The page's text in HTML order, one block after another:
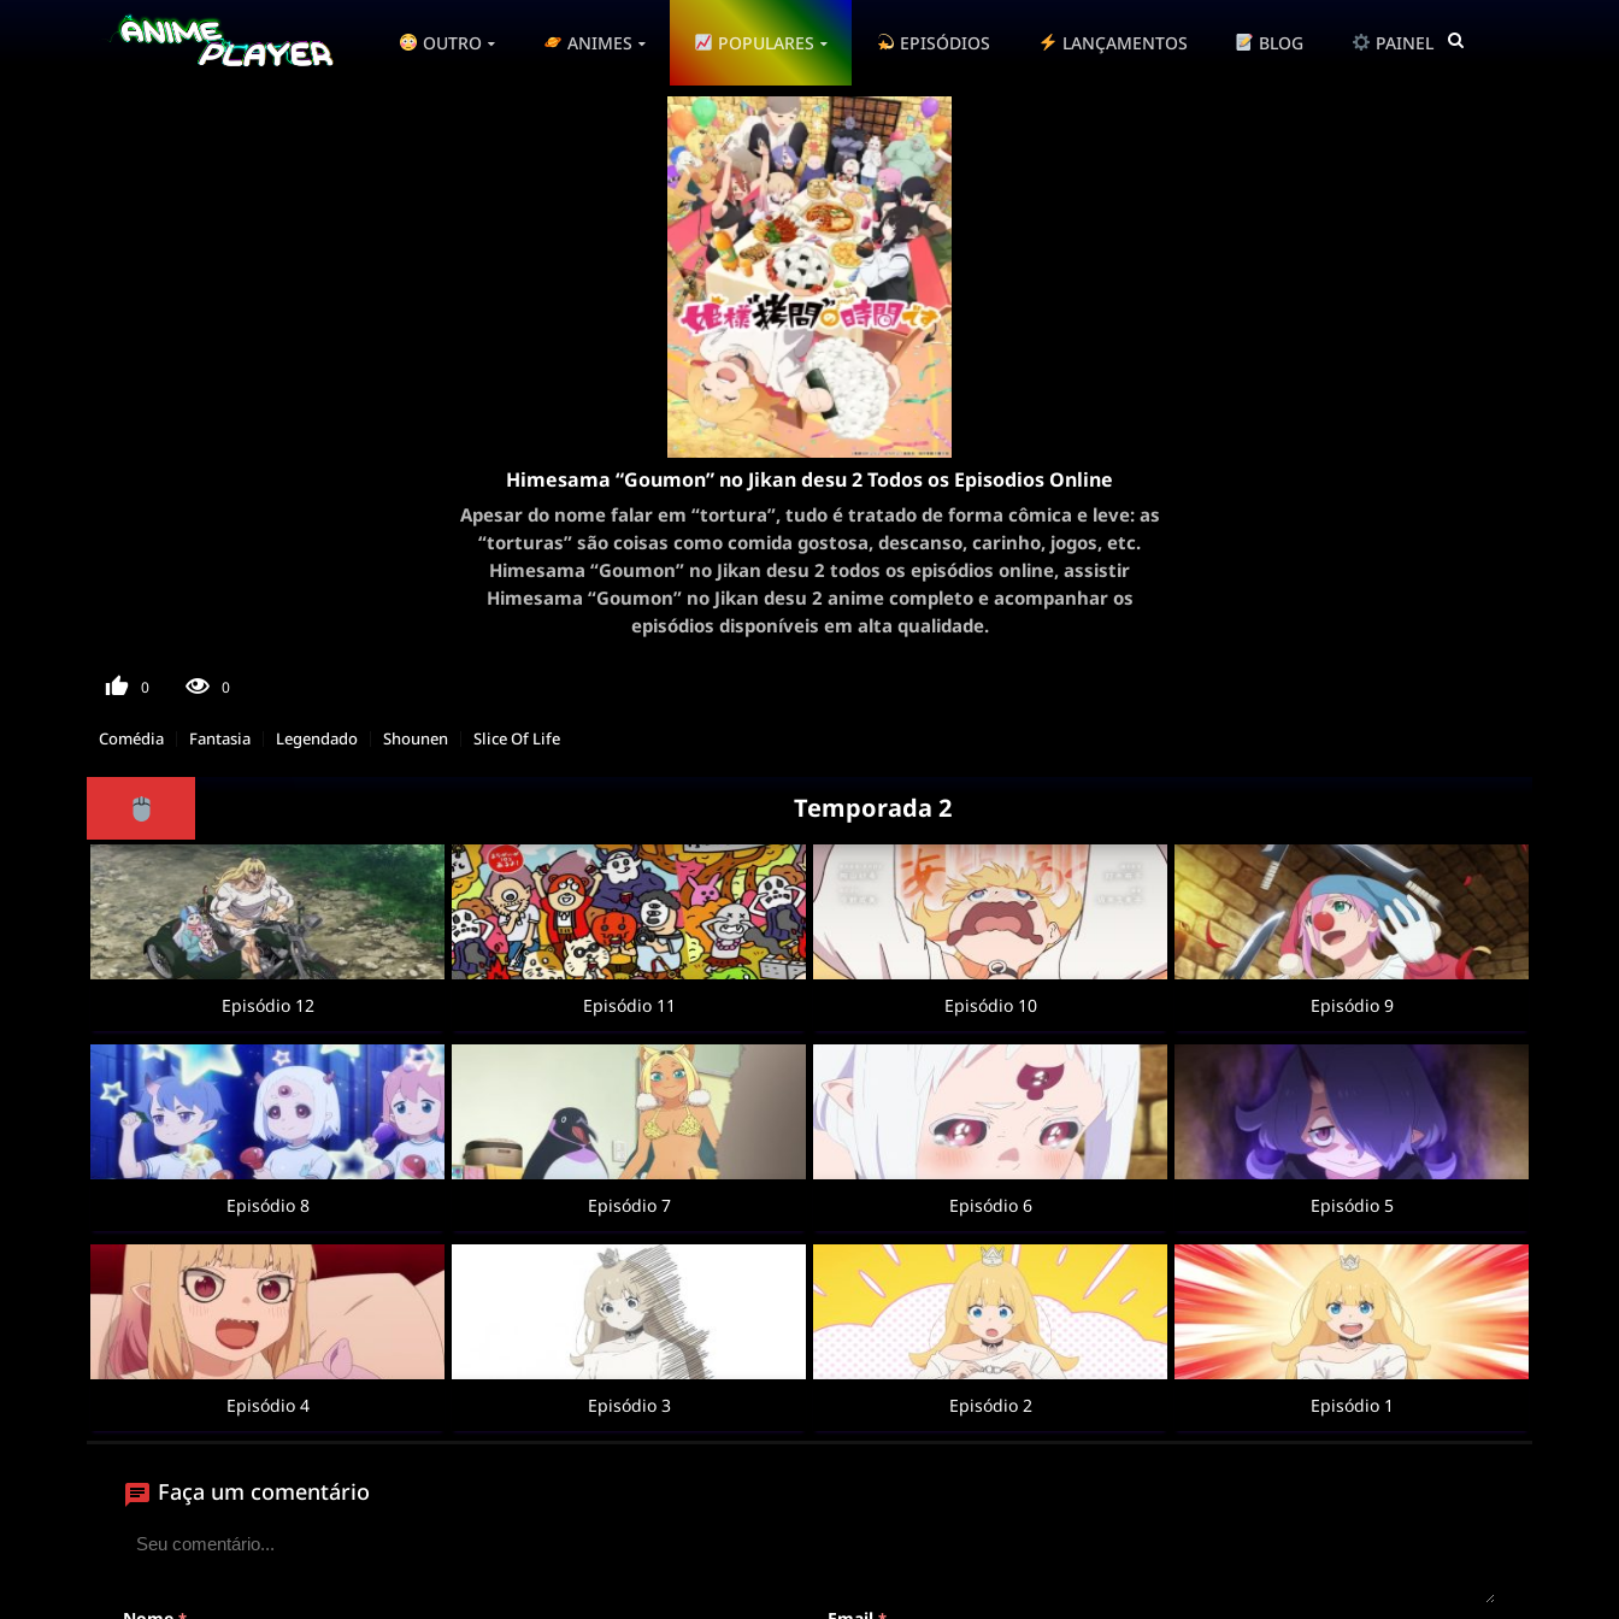
OUTRO ANIMES POPULARES EPISÓDIOS LANÇAMENTOS BLOG PAINEL
Himesama “Goumon” no Jikan desu 2 Todos os Episodios Online
Apesar do nome falar em “tortura”, tudo é tratado de forma cômica e leve: as
“torturas” são coisas como comida gostosa, descanso, carinho, jogos, etc.
Himesama “Goumon” no Jikan desu 2 todos os episódios online, assistir
Himesama “Goumon” no Jikan desu 2 anime completo e acompanhar os
episódios disponíveis em alta qualidade.
0 0
Comédia Fantasia Legendado Shounen Slice Of Life
Temporada 2
Episódio 12 Episódio 11 Episódio 10 Episódio 9
Episódio 8 Episódio 7 Episódio 6 Episódio 5
Episódio 4 Episódio 3 Episódio 2 Episódio 1
Faça um comentário